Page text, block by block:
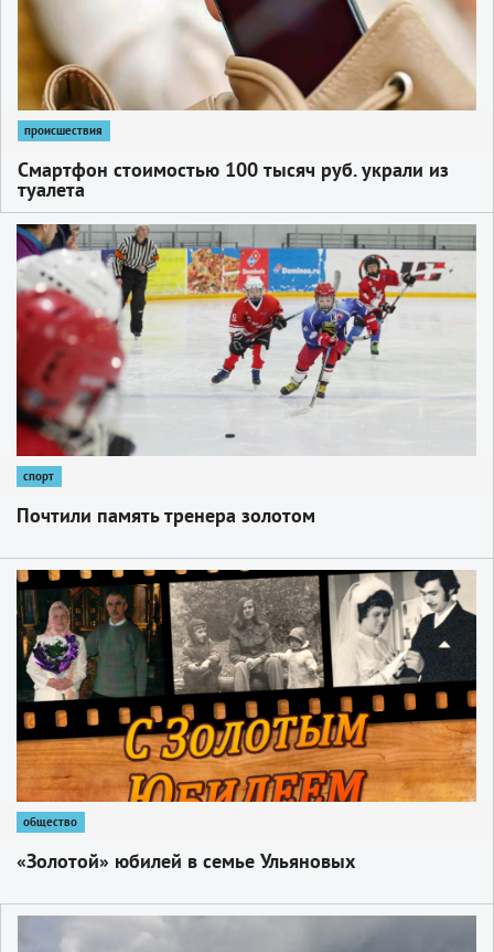
происшествия
Смартфон стоимостью 100 тысяч руб. украли из
туалета
1
спорт
Почтили память тренера золотом
1
общество
«Золотой» юбилей в семье Ульяновых